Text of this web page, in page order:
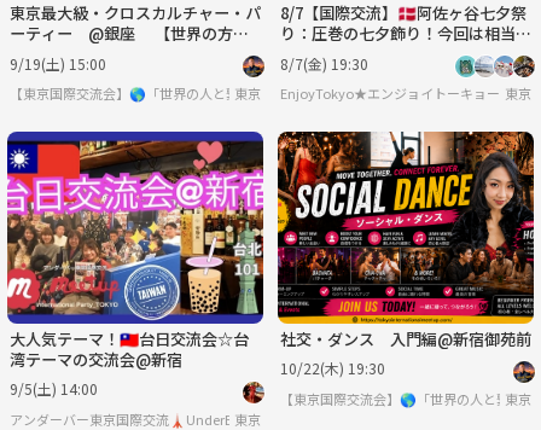
東京最大級・クロスカルチャー・パ
ーティー @銀座 【世界の方と
出会える場】※英語喋れなくてもO
K
9/19(土) 15:00
【東京国際交流会】🌎「世界の人と繋りたい」違う世界見てみたい方は必見 ※英語喋
東京
8/7【国際交流】🇩🇰阿佐ヶ谷七夕祭
り：圧巻の七夕飾り！今回は相当国
際交流。【あと2名】
8/7(金) 19:30
EnjoyTokyo★エンジョイトーキョー 〜
東京
大人気テーマ！🇹🇼台日交流会☆台
湾テーマの交流会@新宿
9/5(土) 14:00
アンダーバー東京国際交流🗼UnderBar TOKYO PARTY
東京
社交・ダンス 入門編@新宿御苑前
10/22(木) 19:30
【東京国際交流会】🌎「世界の人と繋り
東京